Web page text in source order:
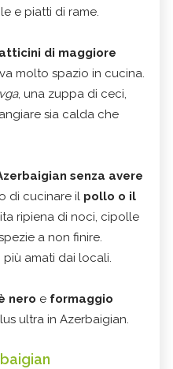
e piatti di rame.
di maggiore
molto spazio in cucina.
, una zuppa di ceci,
sia calda che
senza avere
di cucinare il pollo o il
ripiena di noci, cipolle
a non finire.
amati dai locali.
nero e formaggio
ultra in Azerbaigian.